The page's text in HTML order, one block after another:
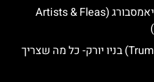
שוק הפשפשים של וויליאמסבורג (Artists & Fleas
מגדל טראמפ (Trump Tower) בניו יורק- כל מה שצריך